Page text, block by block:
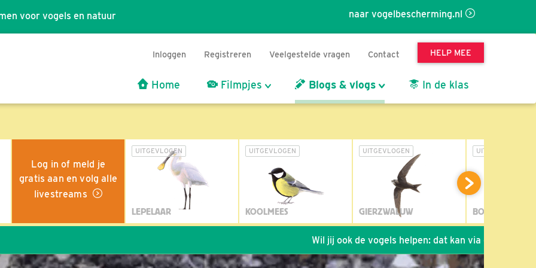
naar vogelbescherming.nl
voor vogels en natuur
Inloggen Registreren Veelgestelde vragen Contact HELP MEE
Home Filmpjes Blogs & vlogs In de klas
Log in of meld je
gratis aan en volg alle
livestreams
UITGEVLOGEN
LEPELAAR
UITGEVLOGEN
KOOLMEES
UITGEVLOGEN
GIERZWALUW
UITGEVLOGEN
BOSUIL
Wil jij ook de vogels helpen: dat kan via de link!